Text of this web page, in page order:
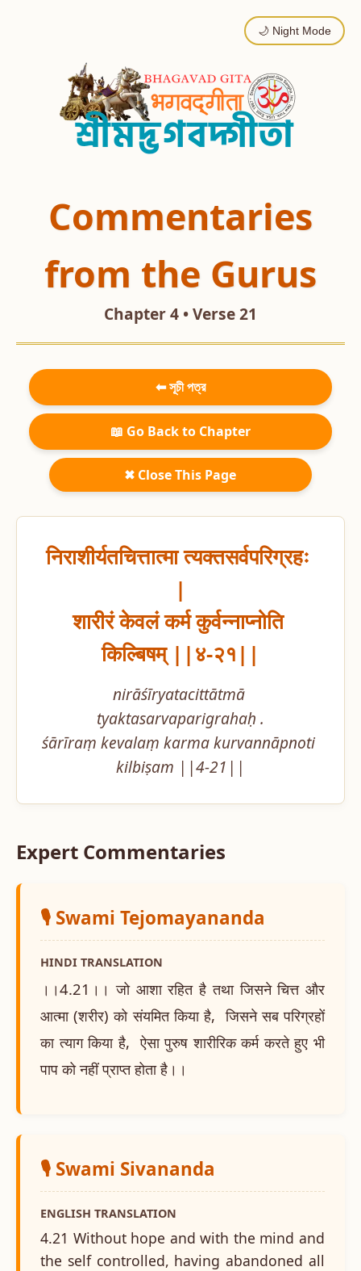
🌙 Night Mode
Commentaries
from the Gurus
Chapter 4 • Verse 21
⬅ সূচী পত্র
📖 Go Back to Chapter
✖ Close This Page
निराशीर्यतचित्तात्मा त्यक्तसर्वपरिग्रहः
|
शारीरं केवलं कर्म कुर्वन्नाप्नोति
किल्बिषम् ||४-२१||
nirāśīryatacittātmā
tyaktasarvaparigrahaḥ .
śārīraṃ kevalaṃ karma kurvannāpnoti
kilbiṣam ||4-21||
Expert Commentaries
🎙️ Swami Tejomayananda
HINDI TRANSLATION
।।4.21।। जो आशा रहित है तथा जिसने चित्त और
आत्मा (शरीर) को संयमित किया है, जिसने सब परिग्रहों
का त्याग किया है, ऐसा पुरुष शारीरिक कर्म करते हुए भी
पाप को नहीं प्राप्त होता है।।
🎙️ Swami Sivananda
ENGLISH TRANSLATION
4.21 Without hope and with the mind and
the self controlled, having abandoned all